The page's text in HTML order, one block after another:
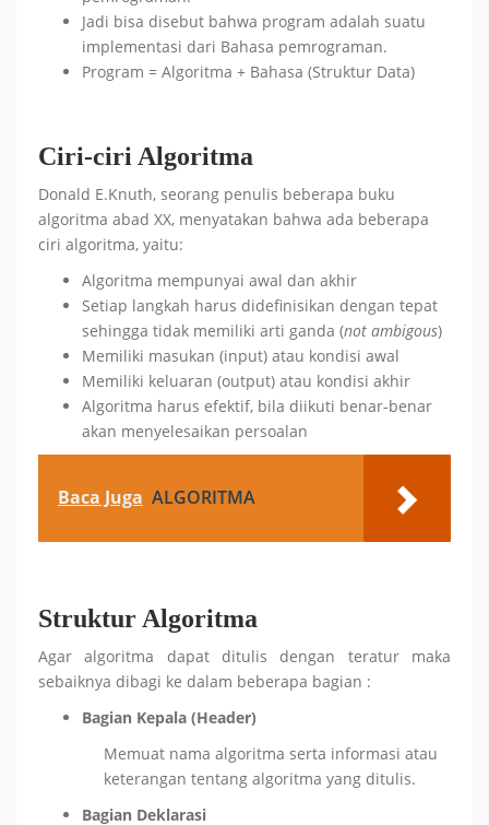
Jadi bisa disebut bahwa program adalah suatu
implementasi dari Bahasa pemrograman.
Program = Algoritma + Bahasa (Struktur Data)
Ciri-ciri Algoritma
Donald E.Knuth, seorang penulis beberapa buku
algoritma abad XX, menyatakan bahwa ada beberapa
ciri algoritma, yaitu:
Algoritma mempunyai awal dan akhir
Setiap langkah harus didefinisikan dengan tepat
sehingga tidak memiliki arti ganda (not ambigous)
Memiliki masukan (input) atau kondisi awal
Memiliki keluaran (output) atau kondisi akhir
Algoritma harus efektif, bila diikuti benar-benar
akan menyelesaikan persoalan
Baca Juga ALGORITMA
Struktur Algoritma
Agar algoritma dapat ditulis dengan teratur maka
sebaiknya dibagi ke dalam beberapa bagian :
Bagian Kepala (Header)
Memuat nama algoritma serta informasi atau
keterangan tentang algoritma yang ditulis.
Bagian Deklarasi